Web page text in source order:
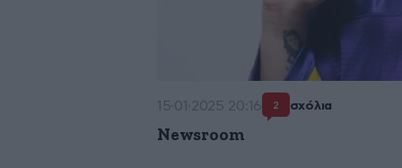
15·01·2025 20:16 2 σχόλια
Newsroom